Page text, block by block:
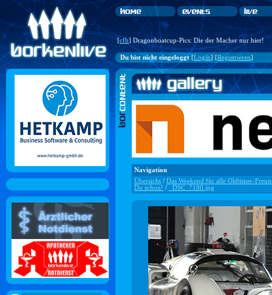
[cfb] Dragonboatcup-Pics: Die der Macher nur hier!
Du bist nicht eingeloggt[Login] [Registrieren]
Navigation
Übersicht / Das Weekend für alle Oldtimer-
Du schon! / _DSC_7180.jpg